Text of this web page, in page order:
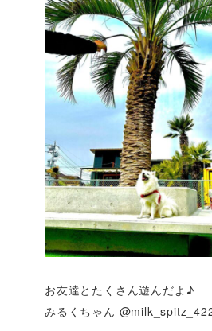
お友達とたくさん遊んだよ♪
みるくちゃん